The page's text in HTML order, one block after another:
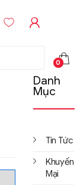
0
Danh
Mục
Tin Tức
Khuyến
Mại